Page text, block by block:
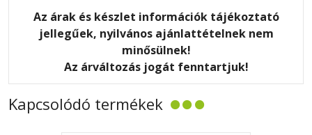
Az árak és készlet információk tájékoztató
jellegűek, nyilvános ajánlattételnek nem
minősülnek!
Az árváltozás jogát fenntartjuk!
Kapcsolódó termékek